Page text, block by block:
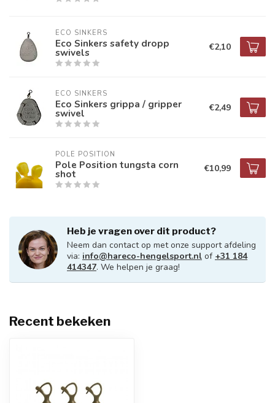
ECO SINKERS
Eco Sinkers safety dropp
swivels €2,10
ECO SINKERS
Eco Sinkers grippa / gripper
swivel €2,49
POLE POSITION
Pole Position tungsta corn
shot €10,99
Heb je vragen over dit product?
Neem dan contact op met onze support afdeling
via: info@hareco-hengelsport.nl of +31 184
414347. We helpen je graag!
Recent bekeken